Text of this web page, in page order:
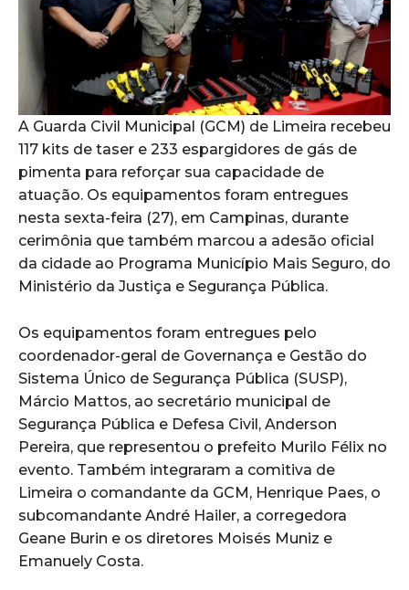
A Guarda Civil Municipal (GCM) de Limeira recebeu
117 kits de taser e 233 espargidores de gás de
pimenta para reforçar sua capacidade de
atuação. Os equipamentos foram entregues
nesta sexta-feira (27), em Campinas, durante
cerimônia que também marcou a adesão oficial
da cidade ao Programa Município Mais Seguro, do
Ministério da Justiça e Segurança Pública.
Os equipamentos foram entregues pelo
coordenador-geral de Governança e Gestão do
Sistema Único de Segurança Pública (SUSP),
Márcio Mattos, ao secretário municipal de
Segurança Pública e Defesa Civil, Anderson
Pereira, que representou o prefeito Murilo Félix no
evento. Também integraram a comitiva de
Limeira o comandante da GCM, Henrique Paes, o
subcomandante André Hailer, a corregedora
Geane Burin e os diretores Moisés Muniz e
Emanuely Costa.